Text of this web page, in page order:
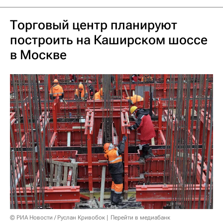
Торговый центр планируют
построить на Каширском шоссе
в Москве
© РИА Новости / Руслан Кривобок Перейти в медиабанк